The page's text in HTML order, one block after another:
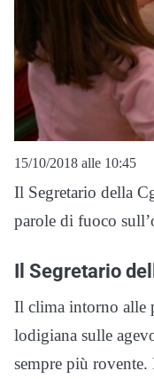
15/10/2018 alle 10:45
Il Segretario della
parole di fuoco
Il Segretario
Il clima intorno alle
lodigiana sulle
sempre più